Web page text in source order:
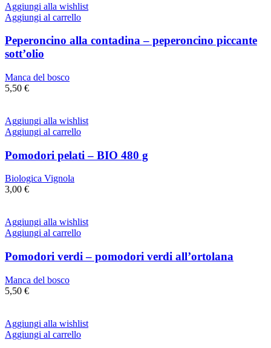
Aggiungi alla wishlist
Aggiungi al carrello
Peperoncino alla contadina – peperoncino piccante
sott’olio
Manca del bosco
5,50 €
Aggiungi alla wishlist
Aggiungi al carrello
Pomodori pelati – BIO 480 g
Biologica Vignola
3,00 €
Aggiungi alla wishlist
Aggiungi al carrello
Pomodori verdi – pomodori verdi all’ortolana
Manca del bosco
5,50 €
Aggiungi alla wishlist
Aggiungi al carrello